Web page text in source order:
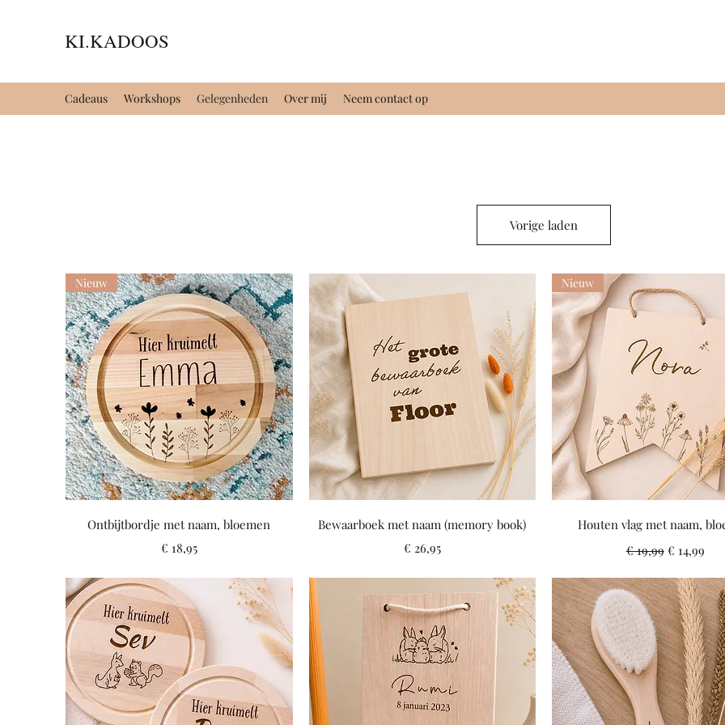
KI.KADOOS
Cadeaus Workshops Gelegenheden Over mij Neem contact op
Vorige laden
Snel overzicht
Nieuw
Ontbijtbordje met naam, bloemen
Prijs
€ 18,95
Snel overzicht
Bewaarboek met naam (memory book)
Prijs
€ 26,95
Snel overzicht
Nieuw
Houten vlag met naam,
Normale prijs
€ 19,99 € 14,99